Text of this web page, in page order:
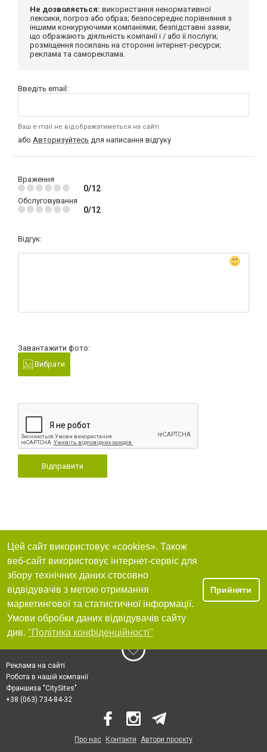
Не дозволяється: використання ненормативної
лексики, погроз або образ; безпосереднє порівняння з
іншими конкуруючими компаніями; безпідставні заяви,
що ображають діяльність компанії і / або її послуги;
розміщення посилань на сторонні інтернет-ресурси;
реклама та самореклама.
Введіть email:
Ваш e-mail не відображатиметься на сайті
або Авторизуйтесь для написання відгуку
Враження
0/12
Обслуговування
0/12
Відгук:
Завантажити фото:
Вибрати
Відправити
Цей сайт використовує «cookies». Також
веб-сайт використовує інтернет-сервіс для
збору технічних даних стосовно
відвідувачів з метою отримання
маркетингової та статистичної інформації.
Умови обробки даних відвідувачів сайту
див. "Політика конфіденційності"
Прийняти
Реклама на сайті
Робота в нашій компанії
Франшиза "CitySites"
+38 (063) 734-84-32
Про нас Контакти Автори проєкту